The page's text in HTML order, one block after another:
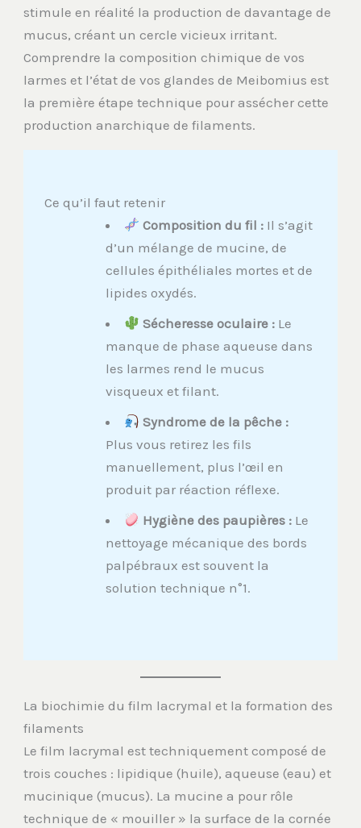
stimule en réalité la production de davantage de
mucus, créant un cercle vicieux irritant.
Comprendre la composition chimique de vos
larmes et l’état de vos glandes de Meibomius est
la première étape technique pour assécher cette
production anarchique de filaments.
Ce qu’il faut retenir
Composition du fil : Il s’agit
d’un mélange de mucine, de
cellules épithéliales mortes et de
lipides oxydés.
Sécheresse oculaire : Le
manque de phase aqueuse dans
les larmes rend le mucus
visqueux et filant.
Syndrome de la pêche :
Plus vous retirez les fils
manuellement, plus l’œil en
produit par réaction réflexe.
Hygiène des paupières : Le
nettoyage mécanique des bords
palpébraux est souvent la
solution technique n°1.
La biochimie du film lacrymal et la formation des
filaments
Le film lacrymal est techniquement composé de
trois couches : lipidique (huile), aqueuse (eau) et
mucinique (mucus). La mucine a pour rôle
technique de « mouiller » la surface de la cornée